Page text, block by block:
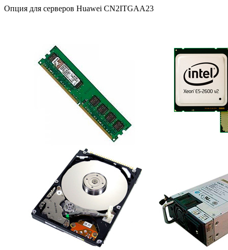
Опция для серверов Huawei CN2ITGAA23